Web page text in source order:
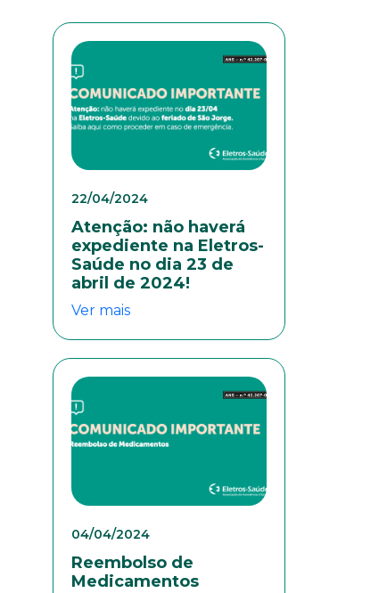
22/04/2024
Atenção: não haverá
expediente na Eletros-
Saúde no dia 23 de
abril de 2024!
Ver mais
04/04/2024
Reembolso de
Medicamentos